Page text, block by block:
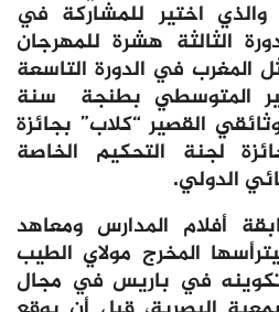
16 ملم، والذي اختير للمشاركة في
الثالثة هشرة للمهرجان
المغرب في الدورة التاسعة
المتوسطي بطنجة سنة
الوثائقي القصير “كلاب” بجائزة
لجنة التحكيم الخاصة
الدولي.
أفلام المدارس ومعاهد
المخرج مولاي الطيب
تكوينه في باريس في مجال